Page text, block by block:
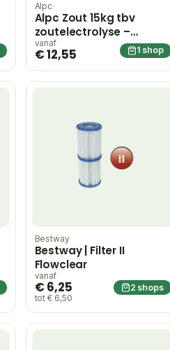
Alpc
Alpc Zout 15kg tbv
zoutelectrolyse –
blauw;rood;wit
vanaf
€ 12,55 1 shop
Bestway
Bestway | Filter II
Flowclear
vanaf
€ 6,25
tot € 6,50
2 shops